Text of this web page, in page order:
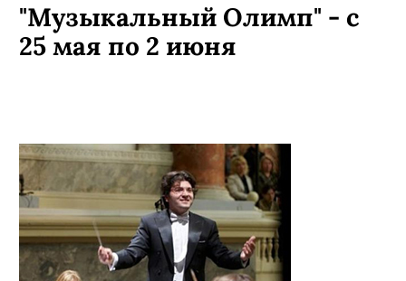
"Музыкальный Олимп" - с
25 мая по 2 июня